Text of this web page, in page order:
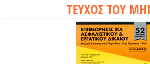
ΤΕΥΧΟΣ ΤΟΥ